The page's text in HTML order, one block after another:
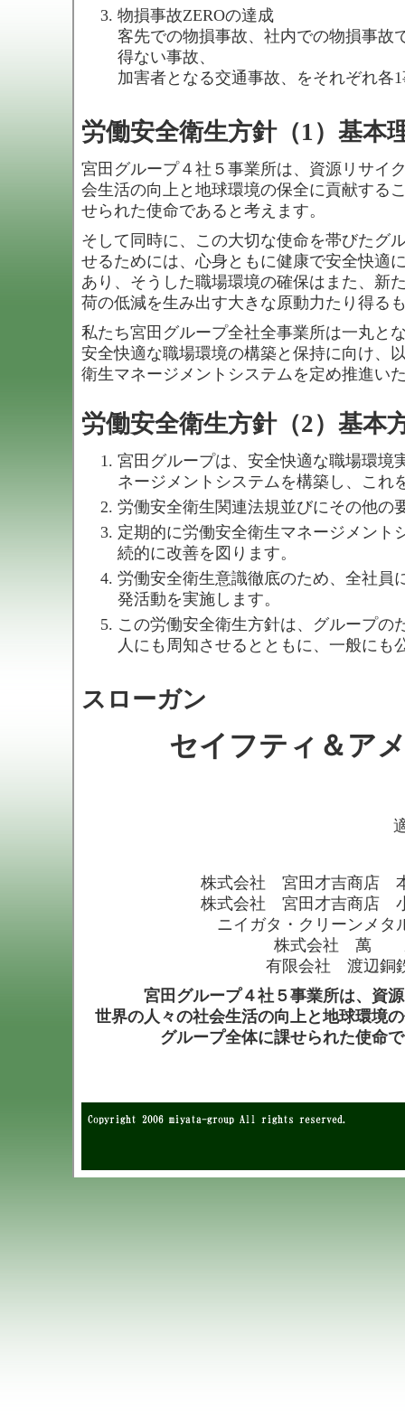
物損事故ZEROの達成
客先での物損事故、社内での物損事故
得ない事故、
加害者となる交通事故、をそれぞれ各
労働安全衛生方針（1）基本
宮田グループ４社５事業所は、資源リサイ
会生活の向上と地球環境の保全に貢献する
せられた使命であると考えます。
そして同時に、この大切な使命を帯びたグ
せるためには、心身ともに健康で安全快適
あり、そうした職場環境の確保はまた、新
荷の低減を生み出す大きな原動力たり得る
私たち宮田グループ全社全事業所は一丸と
安全快適な職場環境の構築と保持に向け、
衛生マネージメントシステムを定め推進い
労働安全衛生方針（2）基本
宮田グループは、安全快適な職場環境
ネージメントシステムを構築し、これ
労働安全衛生関連法規並びにその他の
定期的に労働安全衛生マネージメント
続的に改善を図ります。
労働安全衛生意識徹底のため、全社員
発活動を実施します。
この労働安全衛生方針は、グループの
人にも周知させるとともに、一般にも
スローガン
セイフティ＆ア
株式会社 宮田才吉商店
株式会社 宮田才吉商店
ニイガタ・クリーンメタ
株式会社 萬
有限会社 渡辺銅
宮田グループ４社５事業所は、資
世界の人々の社会生活の向上と地球環境
グループ全体に課せられた使命